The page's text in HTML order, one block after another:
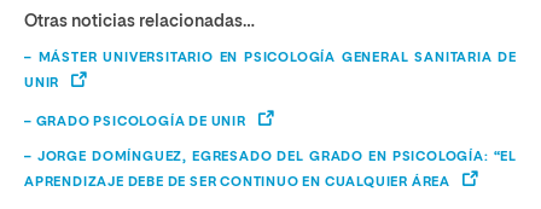
Otras noticias relacionadas…
– MÁSTER UNIVERSITARIO EN PSICOLOGÍA GENERAL SANITARIA DE
UNIR
– GRADO PSICOLOGÍA DE UNIR
– JORGE DOMÍNGUEZ, EGRESADO DEL GRADO EN PSICOLOGÍA: “EL
APRENDIZAJE DEBE DE SER CONTINUO EN CUALQUIER ÁREA